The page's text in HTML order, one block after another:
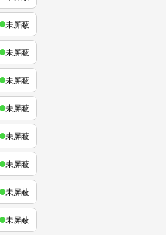
未屏蔽
未屏蔽
未屏蔽
未屏蔽
未屏蔽
未屏蔽
未屏蔽
未屏蔽